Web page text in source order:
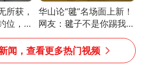
所获，
位，用
华山论“毽”名场面上新！
网友：毽子不是你踢我
捡，我踢你捡吗
闻，查看更多热门视频